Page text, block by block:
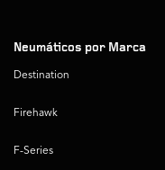
Neumáticos por Marca
Destination
Firehawk
F-Series